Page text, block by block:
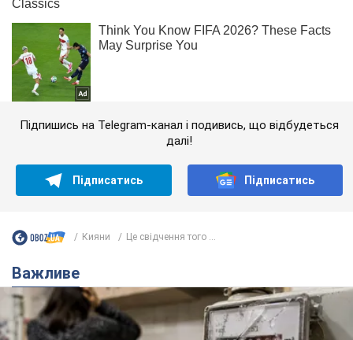
Підпишись на Telegram-канал і подивись, що відбудеться
далі!
Підписатись Підписатись
Кияни Це свідчення того ...
Важливе